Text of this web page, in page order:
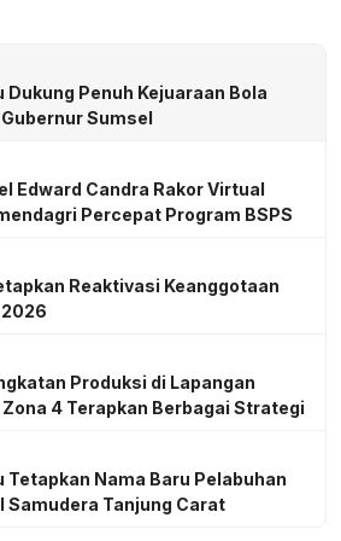
Dukung Penuh Kejuaraan Bola
Sumsel
Edward Candra Rakor Virtual
Percepat Program BSPS
Reaktivasi Keanggotaan
Produksi di Lapangan
Zona 4 Terapkan Berbagai Strategi
Tetapkan Nama Baru Pelabuhan
Samudera Tanjung Carat